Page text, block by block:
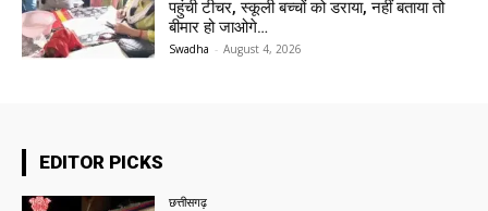
पहुंची टीचर, स्कूली बच्चों को डराया, नहीं बताया तो
बीमार हो जाओगे…
Swadha - August 4, 2026
EDITOR PICKS
छत्तीसगढ़